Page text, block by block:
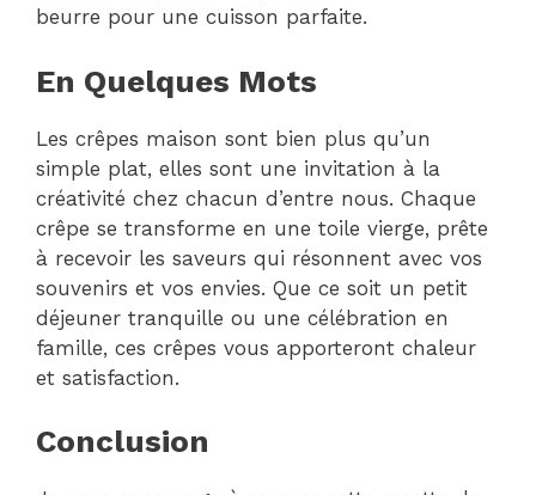
beurre pour une cuisson parfaite.
En Quelques Mots
Les crêpes maison sont bien plus qu’un
simple plat, elles sont une invitation à la
créativité chez chacun d’entre nous. Chaque
crêpe se transforme en une toile vierge, prête
à recevoir les saveurs qui résonnent avec vos
souvenirs et vos envies. Que ce soit un petit
déjeuner tranquille ou une célébration en
famille, ces crêpes vous apporteront chaleur
et satisfaction.
Conclusion